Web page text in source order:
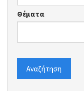
Θέματα
Αναζήτηση